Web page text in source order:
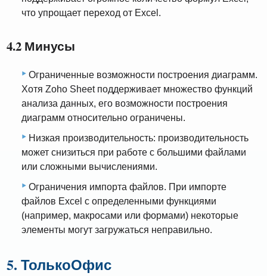
что упрощает переход от Excel.
4.2 Минусы
Ограниченные возможности построения диаграмм.
Хотя Zoho Sheet поддерживает множество функций
анализа данных, его возможности построения
диаграмм относительно ограничены.
Низкая производительность: производительность
может снизиться при работе с большими файлами
или сложными вычислениями.
Ограничения импорта файлов. При импорте
файлов Excel с определенными функциями
(например, макросами или формами) некоторые
элементы могут загружаться неправильно.
5. ТолькоОфис